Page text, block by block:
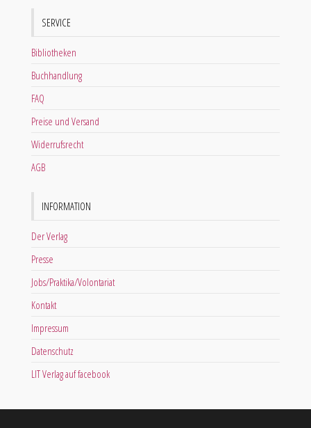
SERVICE
Bibliotheken
Buchhandlung
FAQ
Preise und Versand
Widerrufsrecht
AGB
INFORMATION
Der Verlag
Presse
Jobs/Praktika/Volontariat
Kontakt
Impressum
Datenschutz
LIT Verlag auf facebook